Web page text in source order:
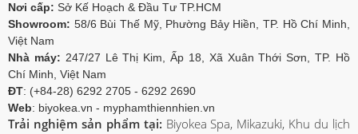
Nơi cấp: Sở Kế Hoạch & Đầu Tư TP.HCM
Showroom: 58/6 Bùi Thế Mỹ, Phường Bảy Hiền, TP. Hồ Chí Minh,
Việt Nam
Nhà máy: 247/27 Lê Thị Kim, Ấp 18, Xã Xuân Thới Sơn, TP. Hồ
Chí Minh, Việt Nam
ĐT: (+84-28) 6292 2705 - 6292 2690
Web: biyokea.vn - myphamthiennhien.vn
Trải nghiệm sản phẩm tại: Biyokea Spa, Mikazuki, Khu du lịch